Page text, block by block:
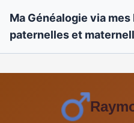
Ma Généalogie via
paternelles et